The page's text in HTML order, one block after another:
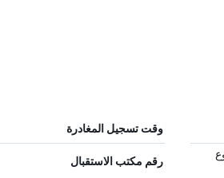
وقت تسجيل المغادرة
رقم مكتب الاستقبال